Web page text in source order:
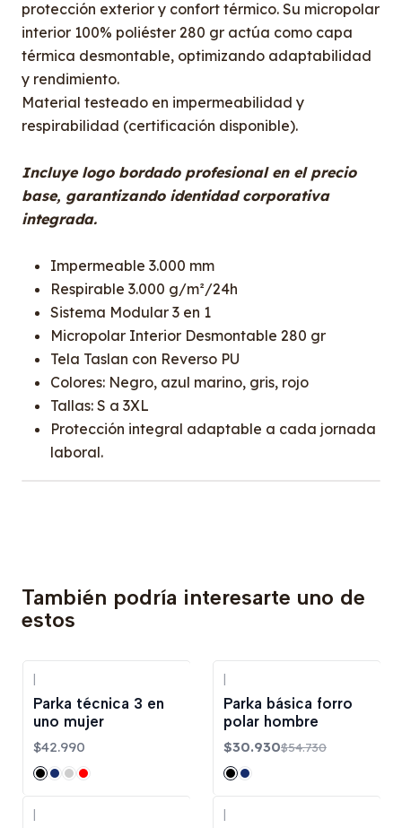
protección exterior y confort térmico. Su micropolar
interior 100% poliéster 280 gr actúa como capa
térmica desmontable, optimizando adaptabilidad
y rendimiento.
Material testeado en impermeabilidad y
respirabilidad (certificación disponible).
Incluye logo bordado profesional en el precio
base, garantizando identidad corporativa
integrada.
Impermeable 3.000 mm
Respirable 3.000 g/m²/24h
Sistema Modular 3 en 1
Micropolar Interior Desmontable 280 gr
Tela Taslan con Reverso PU
Colores: Negro, azul marino, gris, rojo
Tallas: S a 3XL
Protección integral adaptable a cada jornada
laboral.
También podría interesarte uno de
estos
Parka técnica 3 en
uno mujer
$42.990
Parka básica forro
polar hombre
$30.930$54.730
| |